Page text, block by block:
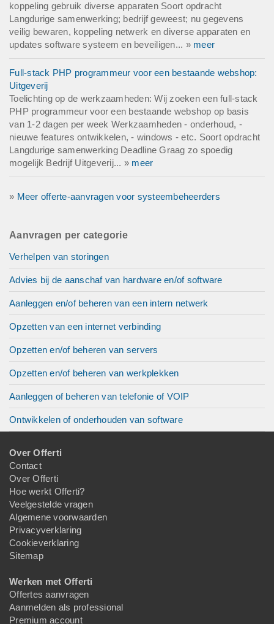
koppeling gebruik diverse apparaten Soort opdracht
Langdurige samenwerking; bedrijf geweest; nu gegevens
veilig bewaren, koppeling netwerk en diverse apparaten en
updates software systeem en beveiligen... » meer
Full-stack PHP programmeur voor een bestaande webshop:
Uitgeverij
Toelichting op de werkzaamheden: Wij zoeken een full-stack
PHP programmeur voor een bestaande webshop op basis
van 1-2 dagen per week Werkzaamheden - onderhoud, -
nieuwe features ontwikkelen, - windows - etc. Soort opdracht
Langdurige samenwerking Deadline Graag zo spoedig
mogelijk Bedrijf Uitgeverij... » meer
» Meer offerte-aanvragen voor systeembeheerders
Aanvragen per categorie
Verhelpen van storingen
Advies bij de aanschaf van hardware en/of software
Aanleggen en/of beheren van een intern netwerk
Opzetten van een internet verbinding
Opzetten en/of beheren van servers
Opzetten en/of beheren van werkplekken
Aanleggen of beheren van telefonie of VOIP
Ontwikkelen of onderhouden van software
Over Offerti
Contact
Over Offerti
Hoe werkt Offerti?
Veelgestelde vragen
Algemene voorwaarden
Privacyverklaring
Cookieverklaring
Sitemap
Werken met Offerti
Offertes aanvragen
Aanmelden als professional
Premium account